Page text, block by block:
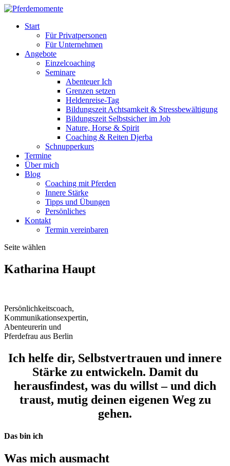
Start
Für Privatpersonen
Für Unternehmen
Angebote
Einzelcoaching
Seminare
Abenteuer Ich
Grenzen setzen
Heldenreise-Tag
Bildungszeit Achtsamkeit & Stressbewältigung
Bildungszeit Selbstsicher im Job
Nature, Horse & Spirit
Coaching & Reiten Djerba
Schnupperkurs
Termine
Über mich
Blog
Coaching mit Pferden
Innere Stärke
Tipps und Übungen
Persönliches
Kontakt
Termin vereinbaren
Seite wählen
Katharina Haupt
Persönlichkeitscoach,
Kommunikationsexpertin,
Abenteurerin und
Pferdefrau aus Berlin
Ich helfe dir, Selbstvertrauen und innere
Stärke zu entwickeln. Damit du
herausfindest, was du willst – und dich
traust, mutig deinen eigenen Weg zu
gehen.
Das bin ich
Was mich ausmacht